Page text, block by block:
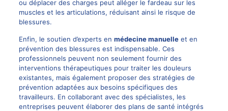
ou déplacer des charges peut alléger le fardeau sur les
muscles et les articulations, réduisant ainsi le risque de
blessures.
Enfin, le soutien d’experts en médecine manuelleet en
prévention des blessures est indispensable. Ces
professionnels peuvent non seulement fournir des
interventions thérapeutiques pour traiter les douleurs
existantes, mais également proposer des stratégies de
prévention adaptées aux besoins spécifiques des
travailleurs. En collaborant avec des spécialistes, les
entreprises peuvent élaborer des plans de santé intégrés